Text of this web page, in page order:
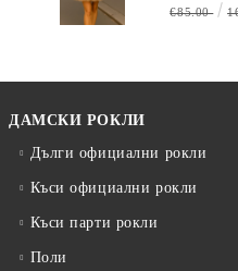
€85.00
ДАМСКИ РОКЛИ
Дълги официални рокли
Къси официални рокли
Къси парти рокли
Поли